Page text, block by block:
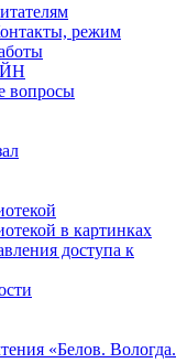
режим
вопросы
в картинках
доступа к
«Белов. Вологда.